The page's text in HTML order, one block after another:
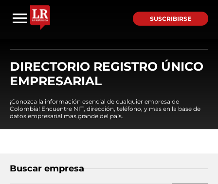
SUSCRIBIRSE
DIRECTORIO REGISTRO ÚNICO
EMPRESARIAL
¡Conozca la información esencial de cualquier empresa de
Colombia! Encuentre NIT, dirección, teléfono, y mas en la base de
datos empresarial mas grande del país.
Buscar empresa